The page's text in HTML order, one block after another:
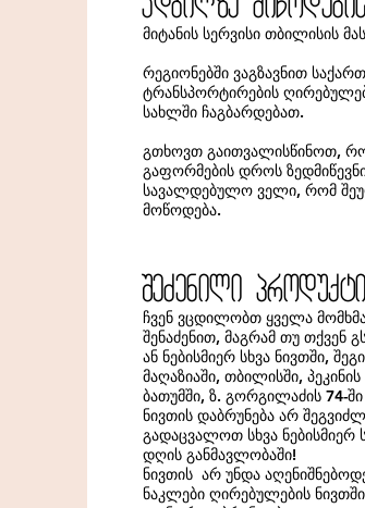
მიტანის სერვისი თბილისის
რეგიონებში ვაგზავნით
ტრანსპორტირების
სახლში ჩაგბარდებათ.
გთხოვთ გაითვალისწინოთ,
გაფორმების დროს
სავალდებულო ველი, რომ
მოწოდება.
SeZenili
ჩვენ ვცდილობთ ყველა
შენაძენით, მაგრამ თუ თქვენ
ან ნებისმიერ სხვა ნივთში,
მაღაზიაში, თბილისში,
ბათუმში, ზ. გორგილაძის 74-
ნივთის დაბრუნება არ
გადაცვალოთ სხვა
დღის განმავლობაში!
ნივთის არ უნდა
ნაკლები ღირებულების